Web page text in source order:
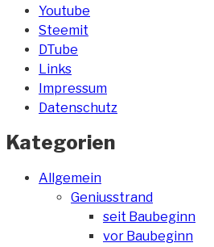
Youtube
Steemit
DTube
Links
Impressum
Datenschutz
Kategorien
Allgemein
Geniusstrand
seit Baubeginn
vor Baubeginn